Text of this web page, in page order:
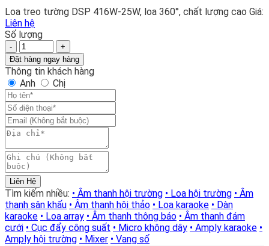
Loa treo tường DSP 416W-25W, loa 360°, chất lượng cao Giá:
Liên hệ
Số lượng
Loa
treo
tường
DSP
416W-
25W,
loa
360°,
chất
lượng
cao
số
lượng
Đặt hàng ngay hàng
Thông tin khách hàng
Anh
Chị
Liên Hệ
Tìm kiếm nhiều: • Âm thanh hội trường • Loa hội trường • Âm
thanh sân khấu • Âm thanh hội thảo • Loa karaoke • Dàn
karaoke • Loa array • Âm thanh thông báo • Âm thanh đám
cưới • Cục đẩy công suất • Micro không dây • Amply karaoke •
Amply hội trường • Mixer • Vang số